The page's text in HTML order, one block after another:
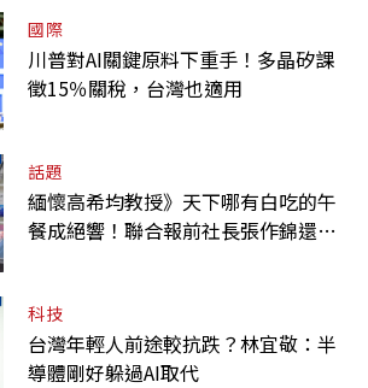
國際
川普對AI關鍵原料下重手！多晶矽課
徵15％關稅，台灣也適用
話題
緬懷高希均教授》天下哪有白吃的午
餐成絕響！聯合報前社長張作錦還原
科技
台灣年輕人前途較抗跌？林宜敬：半
導體剛好躲過AI取代